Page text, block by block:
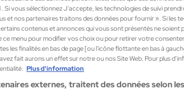
Si vous sélectionnez J'accepte, les technologies de suivi
et nos partenaires traitons des données pour fournir ». Si les
contenus et annonces qui vous sont présentés ne soient
ce menu pour modifier vos choix ou pour retirer votre
les finalités en bas de page [ou l'icône flottante en bas à
fait aurons un effet sur notre ou nos Site Web. Pour plus
Plus d'information
externes, traitent des données selon